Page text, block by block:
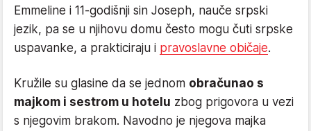
Emmeline i 11-godišnji sin Joseph, nauče srpski
jezik, pa se u njihovu domu često mogu čuti srpske
uspavanke, a prakticiraju i pravoslavne običaje.
Kružile su glasine da se jednom obračunao s
majkom i sestrom u hotelu zbog prigovora u vezi
s njegovim brakom. Navodno je njegova majka